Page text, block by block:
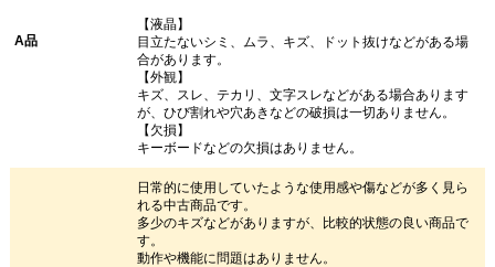
A品
【液晶】
目立たないシミ、ムラ、キズ、ドット抜けなどがある場
合があります。
【外観】
キズ、スレ、テカリ、文字スレなどがある場合あります
が、ひび割れや穴あきなどの破損は一切ありません。
【欠損】
キーボードなどの欠損はありません。
日常的に使用していたような使用感や傷などが多く見ら
れる中古商品です。
多少のキズなどがありますが、比較的状態の良い商品で
す。
動作や機能に問題はありません。